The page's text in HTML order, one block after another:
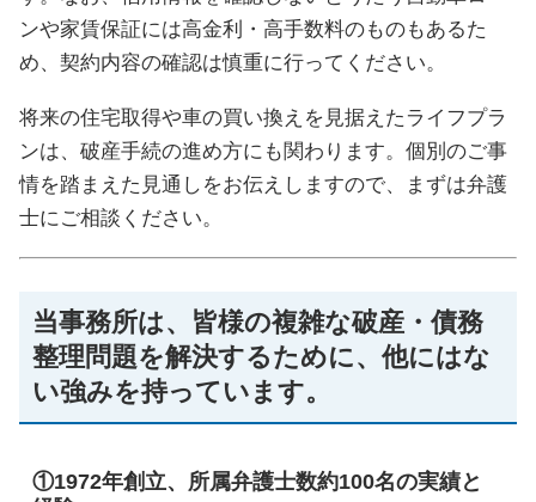
ンや家賃保証には高金利・高手数料のものもあるた
め、契約内容の確認は慎重に行ってください。
将来の住宅取得や車の買い換えを見据えたライフプラ
ンは、破産手続の進め方にも関わります。個別のご事
情を踏まえた見通しをお伝えしますので、まずは弁護
士にご相談ください。
当事務所は、皆様の複雑な破産・債務
整理問題を解決するために、他にはな
い強みを持っています。
①1972年創立、所属弁護士数約100名の実績と